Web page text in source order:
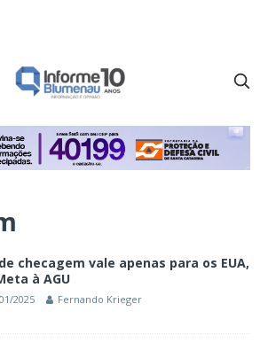
checagem vale apenas para os EUA,
à AGU
2025 Fernando Krieger